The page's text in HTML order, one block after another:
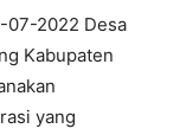
07-2022 Desa
Kabupaten
yang